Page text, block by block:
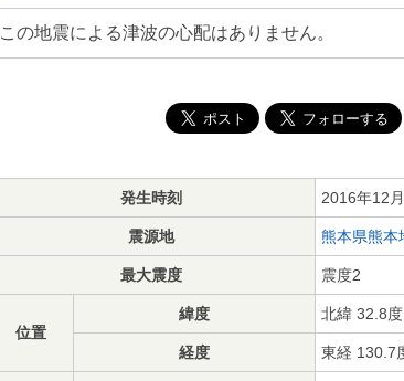
この地震による津波の心配はありません。
発生時刻 2016年12
震源地 熊本県熊本
最大震度 震度2
位置
緯度 北緯 32.8度
経度 東経 130.7